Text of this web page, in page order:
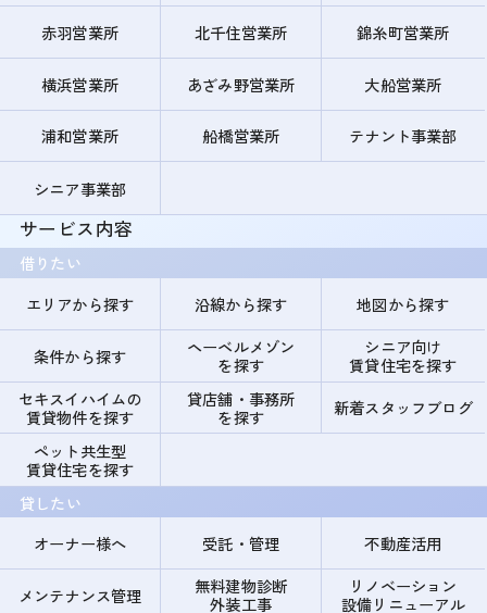
赤羽営業所 北千住営業所 錦糸町営業所
横浜営業所 あざみ野営業所 大船営業所
浦和営業所 船橋営業所 テナント事業部
シニア事業部
サービス内容
借りたい
エリアから探す
沿線から探す 地図から探す
条件から探す
ヘーベルメゾン
を探す
シニア向け
賃貸住宅を探す
セキスイハイムの
賃貸物件を探す
貸店舗・事務所
を探す
新着スタッフブログ
ペット共生型
賃貸住宅を探す
貸したい
オーナー様へ
受託・管理 不動産活用
メンテナンス管理
無料建物診断
外装工事
リノベーション
設備リニューアル